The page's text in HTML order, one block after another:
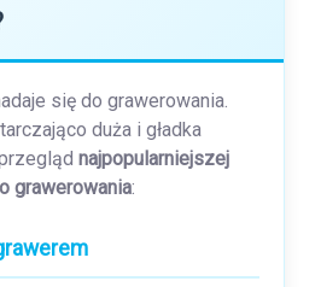
się do grawerowania.
duża i gładka
najpopularniejszej
grawerowania: